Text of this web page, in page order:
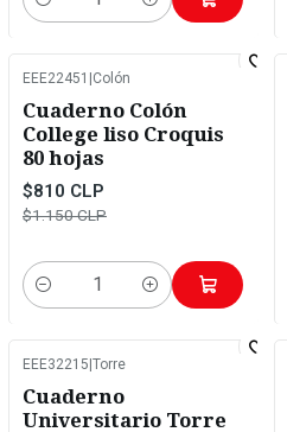
Cantidad
EEE22451 |Colón
Cuaderno Colón
College liso Croquis
80 hojas
$810 CLP
$1.150 CLP
Cantidad
EEE32215|Torre
Cuaderno
Universitario Torre